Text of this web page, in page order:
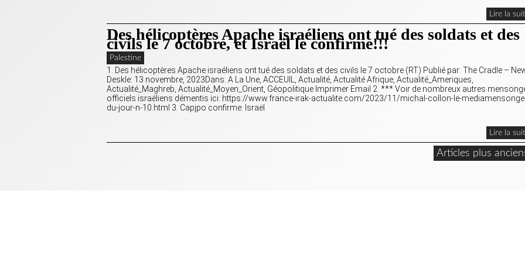
Lire la
Des hélicoptères Apache israéliens ont tué des soldats et des
civils le 7 octobre, et Israël le confirme!!!
Palestine
1. Des hélicoptères Apache israéliens ont tué des soldats et des civils le 7 octobre (RT) Publié par: The Cradle –
Deskle: 13 novembre, 2023Dans: A La Une, ACCEUIL, Actualité, Actualité Afrique, Actualité_Ameriques,
Actualité_Maghreb, Actualité_Moyen_Orient, Géopolitique Imprimer Email 2. *** Voir de nombreux autres
officiels israéliens démentis ici: https://www.france-irak-actualite.com/2023/11/michal-collon-le-
du-jour-n-10.html 3. Capjpo confirme: Israël
Lire la
Articles plus